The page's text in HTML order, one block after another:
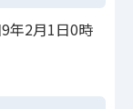
年2月1日0時